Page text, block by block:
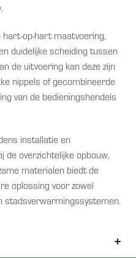
hart-op-hart maatvoering,
duidelijke scheiding tussen
de uitvoering kan deze zijn
nippels of gecombineerde
van de bedieningshendels
installatie en
de overzichtelijke opbouw,
materialen biedt de
oplossing voor zowel
stadsverwarmingssystemen.